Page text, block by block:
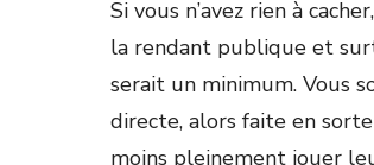
Si vous n’avez rien à
la rendant publique et
serait un minimum. Vous
directe, alors faite en
moins pleinement jouer